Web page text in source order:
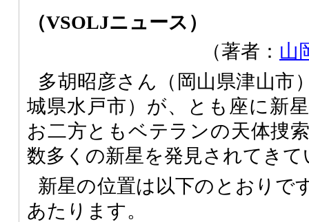
（VSOLJニュース）
（著者： 山
多胡昭彦さん（岡山県津山市
城県水戸市）が、とも座に新
お二方ともベテランの天体捜
数多くの新星を発見されてきて
新星の位置は以下のとおりで
あたります。